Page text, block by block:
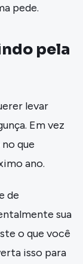
pede.
pela
levar
Em vez
que
ano.
de
sua
o que você
isso para